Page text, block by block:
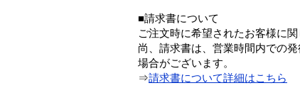
■請求書について
ご注文時に希望されたお客様に
尚、請求書は、営業時間内での
場合がございます。
⇒請求書について詳細はこちら